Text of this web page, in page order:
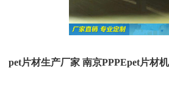
pet片材生产厂家 南京PPPEpet片材